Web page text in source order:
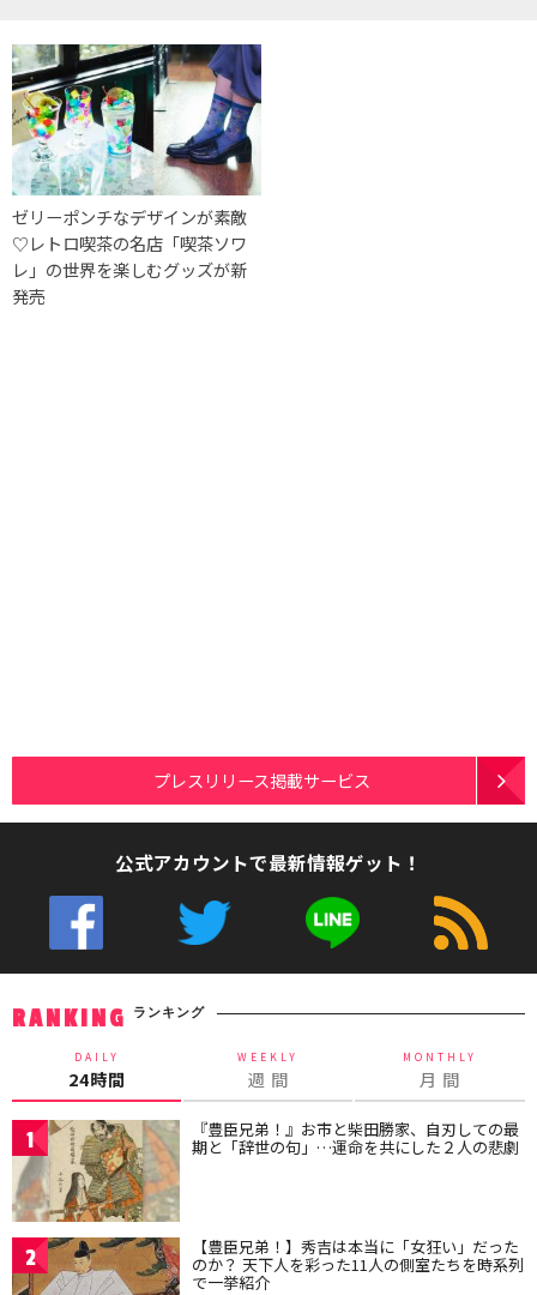
ゼリーポンチなデザインが素敵
♡レトロ喫茶の名店「喫茶ソワ
レ」の世界を楽しむグッズが新
発売
プレスリリース掲載サービス
公式アカウントで最新情報ゲット！
RANKING ランキング
DAILY
24時間
WEEKLY
週 間
MONTHLY
月 間
1 『豊臣兄弟！』お市と柴田勝家、自刃しての最
期と「辞世の句」…運命を共にした２人の悲劇
2 【豊臣兄弟！】秀吉は本当に「女狂い」だった
のか？ 天下人を彩った11人の側室たちを時系列
で一挙紹介